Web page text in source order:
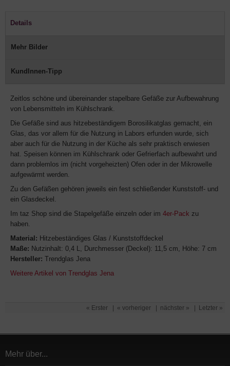
Details
Mehr Bilder
KundInnen-Tipp
Zeitlos schöne und übereinander stapelbare Gefäße zur Aufbewahrung
von Lebensmitteln im Kühlschrank.
Die Gefäße sind aus hitzebeständigem Borosilikatglas gemacht, ein
Glas, das vor allem für die Nutzung in Labors erfunden wurde, sich
aber auch für die Nutzung in der Küche als sehr praktisch erwiesen
hat. Speisen können im Kühlschrank oder Gefrierfach aufbewahrt und
dann problemlos im (nicht vorgeheizten) Ofen oder in der Mikrowelle
aufgewärmt werden.
Zu den Gefäßen gehören jeweils ein fest schließender Kunststoff- und
ein Glasdeckel.
Im taz Shop sind die Stapelgefäße einzeln oder im 4er-Pack zu
haben.
Material: Hitzebeständiges Glas / Kunststoffdeckel
Maße: Nutzinhalt: 0,4 L, Durchmesser (Deckel): 11,5 cm, Höhe: 7 cm
Hersteller: Trendglas Jena
Weitere Artikel von Trendglas Jena
« Erster « vorheriger nächster » Letzter »
Mehr über...